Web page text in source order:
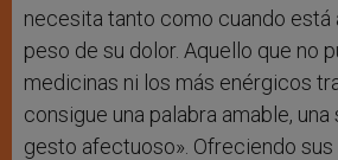
necesita tanto como cuando está
peso de su dolor. Aquello que no
medicinas ni los más enérgicos
consigue una palabra amable, una
gesto afectuoso». Ofreciendo